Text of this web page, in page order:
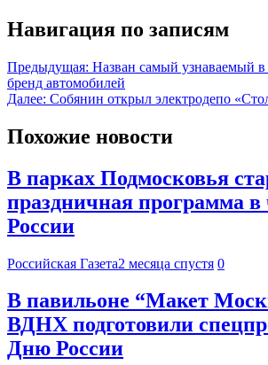
Навигация по записям
Предыдущая: Назван самый узнаваемый
бренд автомобилей
Далее: Собянин открыл электродепо
Похожие новости
В парках Подмосковья
праздничная программа в
России
Российская Газета2 месяца спустя 0
В павильоне “Макет
ВДНХ подготовили
Дню России